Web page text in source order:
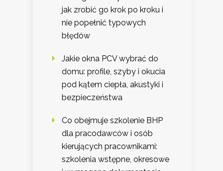
jak zrobić go krok po kroku i
nie popełnić typowych
błędów
Jakie okna PCV wybrać do
domu: profile, szyby i okucia
pod kątem ciepła, akustyki i
bezpieczeństwa
Co obejmuje szkolenie BHP
dla pracodawców i osób
kierujących pracownikami:
szkolenia wstępne, okresowe